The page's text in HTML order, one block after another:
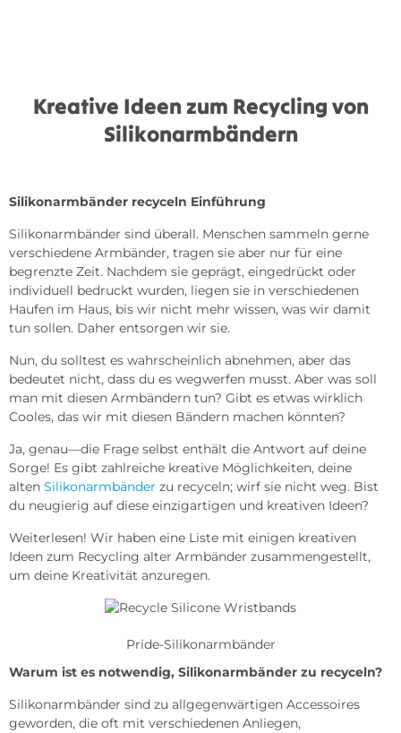
Kreative Ideen zum Recycling von
Silikonarmbändern
Silikonarmbänder recyceln Einführung
Silikonarmbänder sind überall. Menschen sammeln gerne
verschiedene Armbänder, tragen sie aber nur für eine
begrenzte Zeit. Nachdem sie geprägt, eingedrückt oder
individuell bedruckt wurden, liegen sie in verschiedenen
Haufen im Haus, bis wir nicht mehr wissen, was wir damit
tun sollen. Daher entsorgen wir sie.
Nun, du solltest es wahrscheinlich abnehmen, aber das
bedeutet nicht, dass du es wegwerfen musst. Aber was soll
man mit diesen Armbändern tun? Gibt es etwas wirklich
Cooles, das wir mit diesen Bändern machen könnten?
Ja, genau—die Frage selbst enthält die Antwort auf deine
Sorge! Es gibt zahlreiche kreative Möglichkeiten, deine
alten Silikonarmbänder zu recyceln; wirf sie nicht weg. Bist
du neugierig auf diese einzigartigen und kreativen Ideen?
Weiterlesen! Wir haben eine Liste mit einigen kreativen
Ideen zum Recycling alter Armbänder zusammengestellt,
um deine Kreativität anzuregen.
Pride-Silikonarmbänder
Warum ist es notwendig, Silikonarmbänder zu recyceln?
Silikonarmbänder sind zu allgegenwärtigen Accessoires
geworden, die oft mit verschiedenen Anliegen,